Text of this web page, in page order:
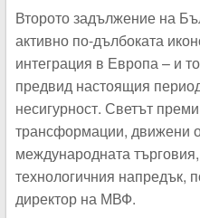
Второто задължение на
активно по-дълбоката
интеграция в Европа – и
предвид настоящия
несигурност. Светът
трансформации, движени
международната
технологичния напредък,
директор на МВФ.